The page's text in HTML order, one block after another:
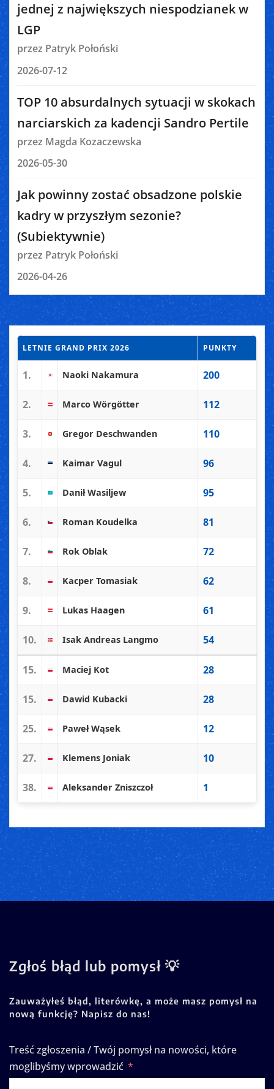
jednej z największych niespodzianek w
LGP
przez Patryk Połoński
2026-07-12
TOP 10 absurdalnych sytuacji w skokach
narciarskich za kadencji Sandro Pertile
przez Magda Kozaczewska
2026-05-30
Jak powinny zostać obsadzone polskie
kadry w przyszłym sezonie?
(Subiektywnie)
przez Patryk Połoński
2026-04-26
LETNIE GRAND PRIX 2026 PUNKTY
1. Naoki Nakamura 200
2. Marco Wörgötter 112
3. Gregor Deschwanden 110
4. Kaimar Vagul 96
5. Danił Wasiljew 95
6. Roman Koudelka 81
7. Rok Oblak 72
8. Kacper Tomasiak 62
9. Lukas Haagen 61
10. Isak Andreas Langmo 54
15. Maciej Kot 28
15. Dawid Kubacki 28
25. Paweł Wąsek 12
27. Klemens Joniak 10
38. Aleksander Zniszczoł 1
Zgłoś błąd lub pomysł 💡
Zauważyłeś błąd, literówkę, a może masz pomysł na
nową funkcję? Napisz do nas!
Treść zgłoszenia / Twój pomysł na nowości, które
moglibyśmy wprowadzić